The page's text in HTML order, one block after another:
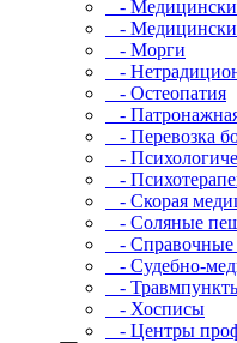
-
-
- Морги
-
- Остеопатия
-
- Перевозка
-
-
- Скорая
- Соляные
- Справочные
- Судебно-
-
- Хосписы
- Центры